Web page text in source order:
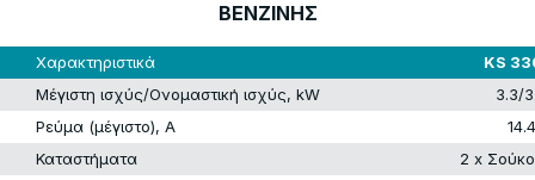
ΒΕΝΖΙΝΗΣ
Χαρακτηριστικά
KS
Μέγιστη ισχύς/Ονομαστική ισχύς, kW
3.3/
Ρεύμα (μέγιστο), Α
14.4
Καταστήματα
2 x